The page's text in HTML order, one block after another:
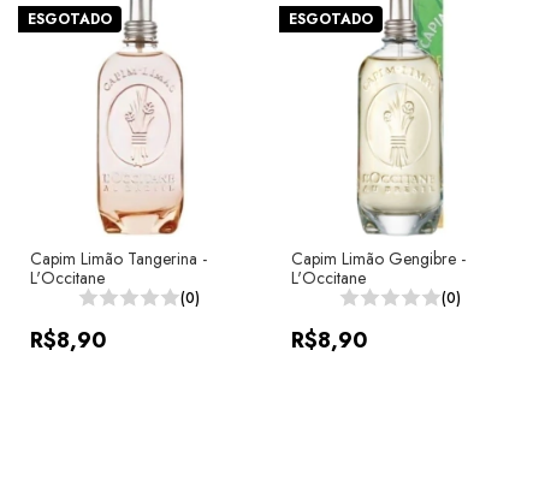
ESGOTADO
Capim Limão Tangerina -
L'Occitane
(0)
R$8,90
ESGOTADO
Capim Limão Gengibre -
L'Occitane
(0)
R$8,90